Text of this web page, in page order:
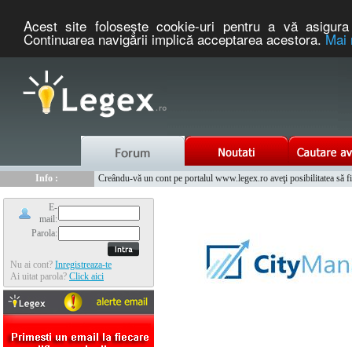
Acest site foloseşte cookie-uri pentru a vă
Continuarea navigării implică acceptarea acestora.Mai
Info :
Creându-vă un cont pe portalul www.legex.ro aveţi posibilitatea să
E-
mail:
Parola:
Nu ai cont? Inregistreaza-te
Ai uitat parola? Click aici